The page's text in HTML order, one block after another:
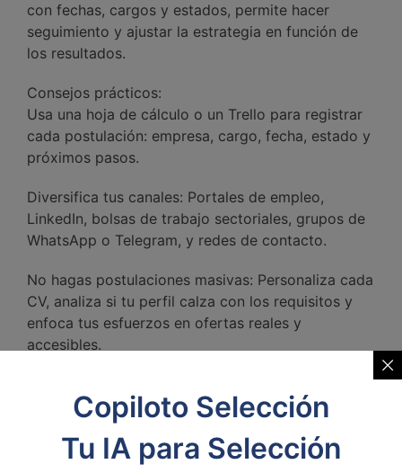
con fechas, cargos y estados, permite hacer
seguimiento y ajustar la estrategia en función de
los resultados.
Consejos prácticos:
Usa una hoja de cálculo o un Trello para registrar
cada postulación: empresa, cargo, fecha, estado y
próximos pasos.
Diversifica tus canales: Portales de empleo,
LinkedIn, bolsas de trabajo sectoriales, grupos de
WhatsApp o Telegram, y redes de contacto.
No hagas postulaciones masivas: Personaliza cada
CV, analiza si tu perfil calza con los requisitos y
enfoca tus esfuerzos en ofertas reales y
accesibles.
La entrevista como
momento decisivo
Copiloto Selección
Tu IA para Selección